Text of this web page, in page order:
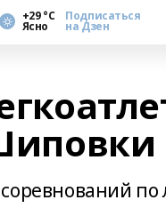
+29 °С
Ясно
Подписаться
на Дзен
по